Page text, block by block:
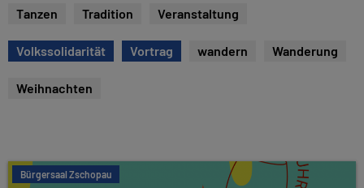
Tanzen Tradition Veranstaltung
Volkssolidarität Vortrag wandern Wanderung
Weihnachten
Bürgersaal Zschopau